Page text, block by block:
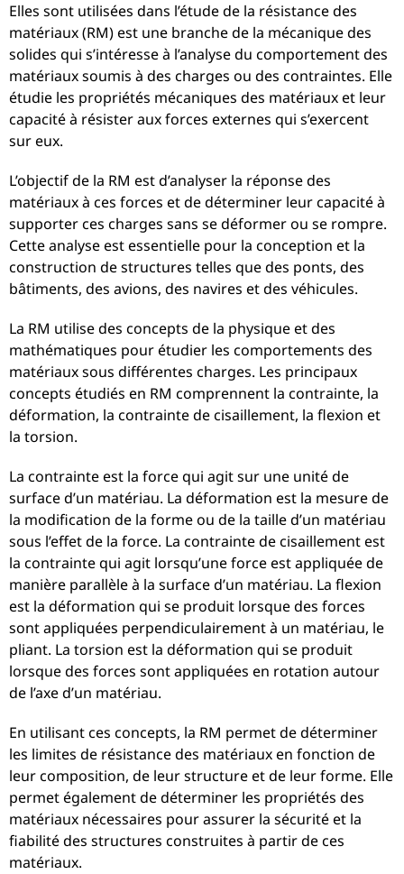
Elles sont utilisées dans l’étude de la résistance des
matériaux (RM) est une branche de la mécanique des
solides qui s’intéresse à l’analyse du comportement des
matériaux soumis à des charges ou des contraintes. Elle
étudie les propriétés mécaniques des matériaux et leur
capacité à résister aux forces externes qui s’exercent
sur eux.
L’objectif de la RM est d’analyser la réponse des
matériaux à ces forces et de déterminer leur capacité à
supporter ces charges sans se déformer ou se rompre.
Cette analyse est essentielle pour la conception et la
construction de structures telles que des ponts, des
bâtiments, des avions, des navires et des véhicules.
La RM utilise des concepts de la physique et des
mathématiques pour étudier les comportements des
matériaux sous différentes charges. Les principaux
concepts étudiés en RM comprennent la contrainte, la
déformation, la contrainte de cisaillement, la flexion et
la torsion.
La contrainte est la force qui agit sur une unité de
surface d’un matériau. La déformation est la mesure de
la modification de la forme ou de la taille d’un matériau
sous l’effet de la force. La contrainte de cisaillement est
la contrainte qui agit lorsqu’une force est appliquée de
manière parallèle à la surface d’un matériau. La flexion
est la déformation qui se produit lorsque des forces
sont appliquées perpendiculairement à un matériau, le
pliant. La torsion est la déformation qui se produit
lorsque des forces sont appliquées en rotation autour
de l’axe d’un matériau.
En utilisant ces concepts, la RM permet de déterminer
les limites de résistance des matériaux en fonction de
leur composition, de leur structure et de leur forme. Elle
permet également de déterminer les propriétés des
matériaux nécessaires pour assurer la sécurité et la
fiabilité des structures construites à partir de ces
matériaux.